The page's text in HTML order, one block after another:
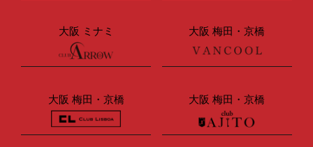
大阪 ミナミ 大阪 梅田・京橋
大阪 梅田・京橋 大阪 梅田・京橋